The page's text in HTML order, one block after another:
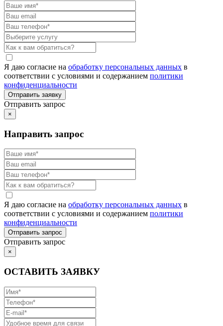
Я даю согласие на обработку персональных данных в
соответствии с условиями и содержанием политики
конфиденциальности
Отправить запрос
×
Направить запрос
Я даю согласие на обработку персональных данных в
соответствии с условиями и содержанием политики
конфиденциальности
Отправить запрос
×
ОСТАВИТЬ ЗАЯВКУ